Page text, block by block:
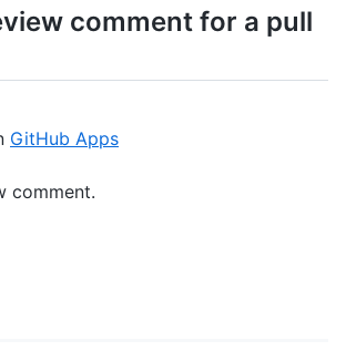
github.com/octocat/Hello-World/pull/
{
api.github.com/repos/octocat/Hello-
comment for a pull
GitHub Apps
comment.